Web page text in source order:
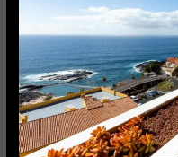
alquiler
vacacional
en
Canarias,